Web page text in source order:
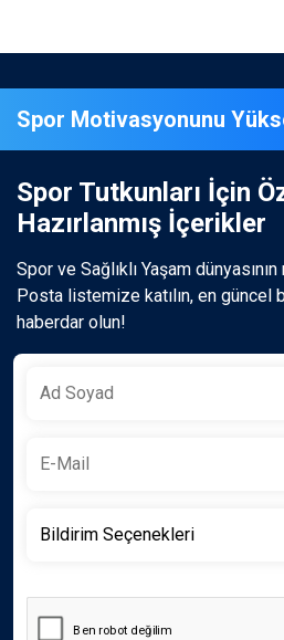
Spor Motivasyonunu
Spor Tutkunları İçin
Hazırlanmış İçerikler
Spor ve Sağlıklı Yaşam
Posta listemize katılın, en
haberdar olun!